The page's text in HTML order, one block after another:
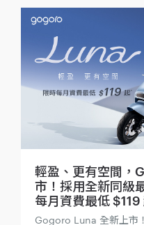
輕盈、更有空間，
市！採用全新同級
每月資費最低 $119
Gogoro Luna 全新上市